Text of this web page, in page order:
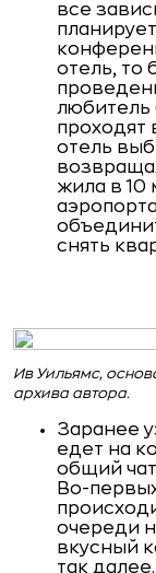
все
отель, то
любитель
проходят
отель
жила в 10
снять
Ив Уильямс,
архива автора.
Заранее
едет на
общий
Во-
очереди
вкусный
так